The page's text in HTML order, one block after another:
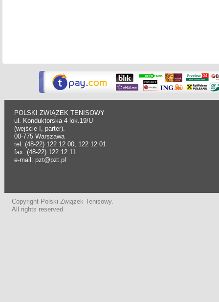
POLSKI ZWIĄZEK TENISOWY
ul. Konduktorska 4 lok.19/U
(wejście I, parter).
00-775 Warszawa
tel. (48-22) 122 12 00, 122 12 01
fax. (48-22) 122 12 11
e-mail: pzt@pzt.pl
Copyright Polski Związek Tenisowy.
All rights reserved